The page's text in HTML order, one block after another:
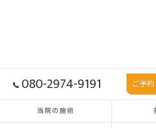
080-2974-9191 ご予
当院の施術